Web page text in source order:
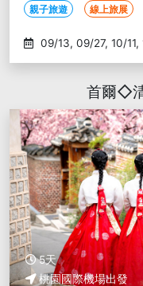
服體驗【星宇領航釜
親子旅遊 線上旅展
11/29
首爾◇
5天
桃園國際機場出發